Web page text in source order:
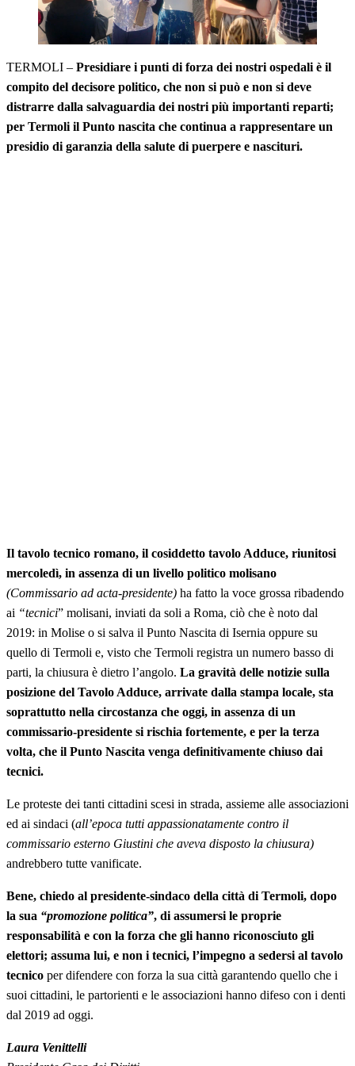
TERMOLI – Presidiare i punti di forza dei nostri ospedali è il
compito del decisore politico, che non si può e non si deve
distrarre dalla salvaguardia dei nostri più importanti reparti;
per Termoli il Punto nascita che continua a rappresentare un
presidio di garanzia della salute di puerpere e nascituri.
Il tavolo tecnico romano, il cosiddetto tavolo Adduce, riunitosi
mercoledì, in assenza di un livello politico molisano
(Commissario ad acta-presidente) ha fatto la voce grossa ribadendo
ai “tecnici” molisani, inviati da soli a Roma, ciò che è noto dal
2019: in Molise o si salva il Punto Nascita di Isernia oppure su
quello di Termoli e, visto che Termoli registra un numero basso di
parti, la chiusura è dietro l’angolo. La gravità delle notizie sulla
posizione del Tavolo Adduce, arrivate dalla stampa locale, sta
soprattutto nella circostanza che oggi, in assenza di un
commissario-presidente si rischia fortemente, e per la terza
volta, che il Punto Nascita venga definitivamente chiuso dai
tecnici.
Le proteste dei tanti cittadini scesi in strada, assieme alle associazioni
ed ai sindaci (all’epoca tutti appassionatamente contro il
commissario esterno Giustini che aveva disposto la chiusura)
andrebbero tutte vanificate.
Bene, chiedo al presidente-sindaco della città di Termoli, dopo
la sua “promozione politica”, di assumersi le proprie
responsabilità e con la forza che gli hanno riconosciuto gli
elettori; assuma lui, e non i tecnici, l’impegno a sedersi al tavolo
tecnico per difendere con forza la sua città garantendo quello che i
suoi cittadini, le partorienti e le associazioni hanno difeso con i denti
dal 2019 ad oggi.
Laura Venittelli